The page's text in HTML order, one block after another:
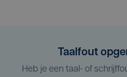
Taalfout
Heb je een taal- of